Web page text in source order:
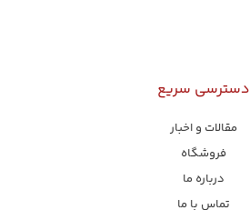
دسترسی سریع
مقالات و اخبار
فروشگاه
درباره ما
تماس با ما